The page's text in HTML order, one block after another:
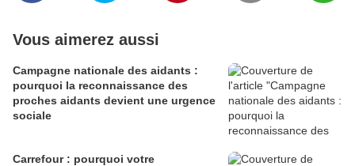
Vous aimerez aussi
Campagne nationale des aidants :
pourquoi la reconnaissance des
proches aidants devient une urgence
sociale
Carrefour : pourquoi votre